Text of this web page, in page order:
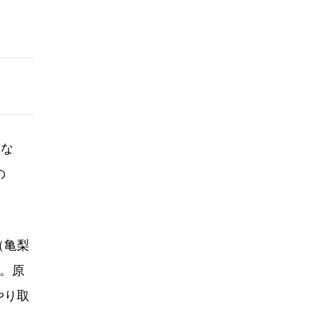
亀梨
原
り取